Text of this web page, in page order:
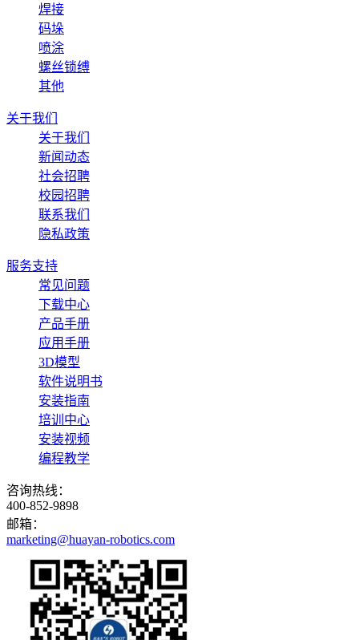
焊接
码垛
喷涂
螺丝锁缚
其他
关于我们
关于我们
新闻动态
社会招聘
校园招聘
联系我们
隐私政策
服务支持
常见问题
下载中心
产品手册
应用手册
3D模型
软件说明书
安装指南
培训中心
安装视频
编程教学
咨询热线：
400-852-9898
邮箱：
marketing@huayan-robotics.com